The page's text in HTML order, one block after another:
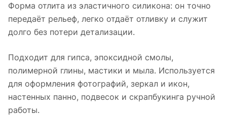
Форма отлита из эластичного силикона: он точно
передаёт рельеф, легко отдаёт отливку и служит
долго без потери детализации.
Подходит для гипса, эпоксидной смолы,
полимерной глины, мастики и мыла. Используется
для оформления фотографий, зеркал и икон,
настенных панно, подвесок и скрапбукинга ручной
работы.